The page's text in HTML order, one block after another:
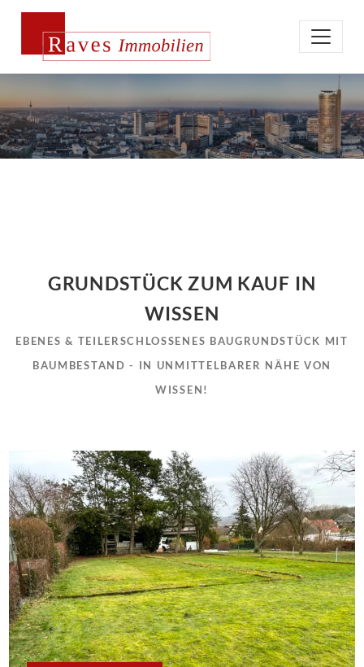
GRUNDSTÜCK ZUM KAUF IN
WISSEN
EBENES & TEILERSCHLOSSENES BAUGRUNDSTÜCK MIT
BAUMBESTAND - IN UNMITTELBARER NÄHE VON
WISSEN!